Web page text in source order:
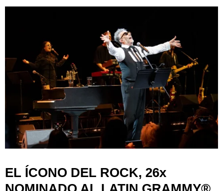
EL ÍCONO DEL ROCK, 26x